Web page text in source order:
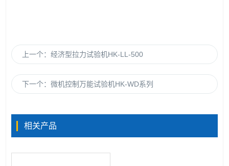
上一个：经济型拉力试验机HK-LL-500
下一个：微机控制万能试验机HK-WD系列
相关产品